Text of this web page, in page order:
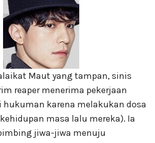
Maut yang tampan, sinis
reaper menerima pekerjaan
hukuman karena melakukan dosa
masa lalu mereka). Ia
jiwa-jiwa menuju